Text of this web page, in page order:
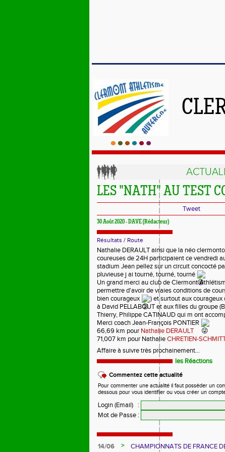
LES "NATH" AU TEST
Tweet
30 Août 2020 - DAVE (Rédacteur)
Résultats / Route
Nathalie DERAULT ainsi que la néo
coureuses de 24H participaient ce vendredi
stadium Jean pellez sur un circuit concocté
pluvieuse j ai tourné, tourné, tourné
Un grand merci au club de Clermont
permettre d'avoir de vraies conditions de
bien courageux
) et surtout aux
à David PELLABOUT et aux filles du groupe
Thierry, Philippe CATINAUD qui m ont
Merci coach Jean-François PONTIER
66,69 km pour Nathalie DERAULT
71,007 km pour Nathalie CHRETIEN-
Affaire à suivre très prochainement...
les Réactions
Commentez cette actualité
Pour commenter une actualité il faut posséder un
dessous pour vous identifier ou vous créer un
Login (Email)
:
Mot de Passe :
14/06 >
CHAMPIONNATS DE FRANCE